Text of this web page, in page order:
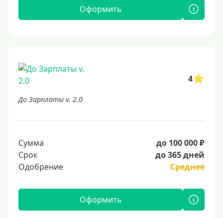
Оформить
4
До Зарплаты v. 2.0
Сумма
до 100 000 ₽
Срок
до 365 дней
Одобрение
Среднее
Оформить